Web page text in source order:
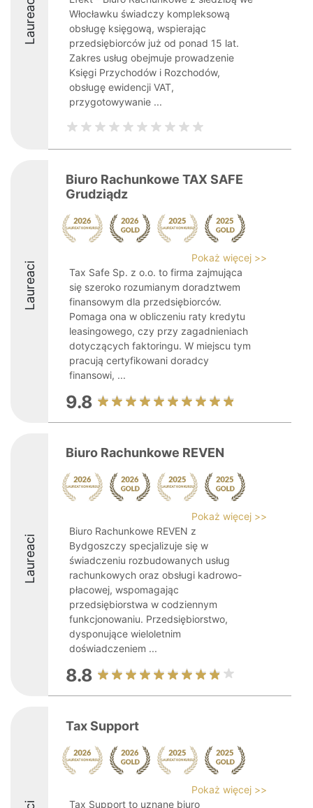
Laureaci
Włocławku świadczy kompleksową
obsługę księgową, wspierając
przedsiębiorców już od ponad 15 lat.
Zakres usług obejmuje prowadzenie
Księgi Przychodów i Rozchodów,
obsługę ewidencji VAT,
przygotowywanie ...
Laureaci
Biuro Rachunkowe TAX SAFE
Grudziądz
Pokaż więcej >>
Tax Safe Sp. z o.o. to firma zajmująca
się szeroko rozumianym doradztwem
finansowym dla przedsiębiorców.
Pomaga ona w obliczeniu raty kredytu
leasingowego, czy przy zagadnieniach
dotyczących faktoringu. W miejscu tym
pracują certyfikowani doradcy
finansowi, ...
9.8
Laureaci
Biuro Rachunkowe REVEN
Pokaż więcej >>
Biuro Rachunkowe REVEN z
Bydgoszczy specjalizuje się w
świadczeniu rozbudowanych usług
rachunkowych oraz obsługi kadrowo-
płacowej, wspomagając
przedsiębiorstwa w codziennym
funkcjonowaniu. Przedsiębiorstwo,
dysponujące wieloletnim
doświadczeniem ...
8.8
Tax Support
Pokaż więcej >>
Tax Support to uznane biuro